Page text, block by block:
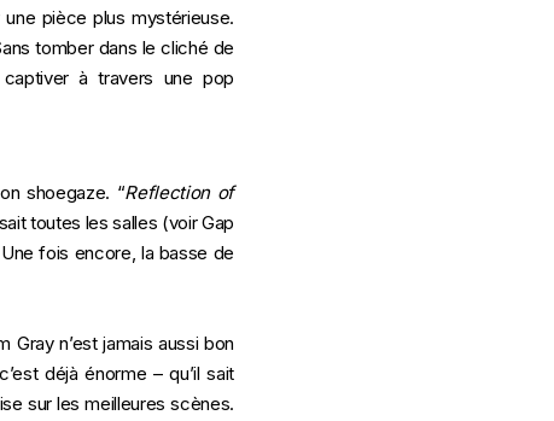
pièce plus mystérieuse.
tomber dans le cliché de
à travers une pop
shoegaze. “Reflection of
toutes les salles (voir Gap
fois encore, la basse de
n’est jamais aussi bon
déjà énorme – qu’il sait
sur les meilleures scènes.